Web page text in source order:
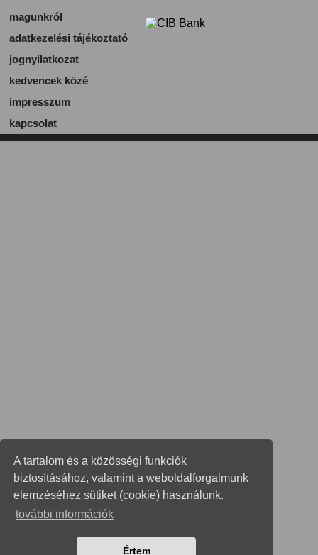
A tartalom és a közösségi funkciók
biztosításához, valamint a weboldalforgalmunk
elemzéséhez sütiket (cookie) használunk.
további információk
Értem
magunkról
adatkezelési tájékoztató
jognyilatkozat
kedvencek közé
impresszum
kapcsolat